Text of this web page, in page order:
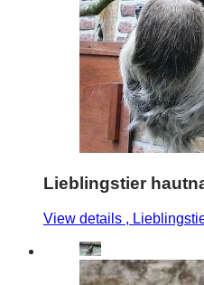
Lieblingstier
View details ,